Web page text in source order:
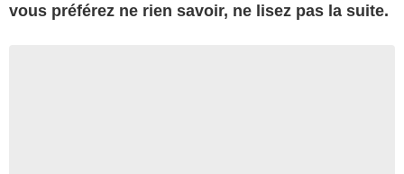
vous préférez ne rien savoir, ne lisez pas la suite.